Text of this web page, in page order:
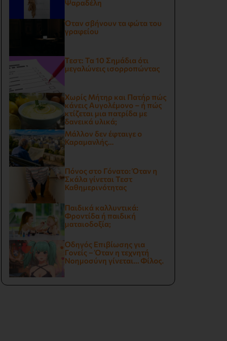
Ψαραδέλη
Όταν σβήνουν τα φώτα του
γραφείου
Τεστ: Τα 10 Σημάδια ότι
μεγαλώνεις ισορροπώντας
Χωρίς Μήτηρ και Πατήρ πώς
κάνεις Αυγολέμονο – ή πώς
κτίζεται μια πατρίδα με
δανεικά υλικά;
Μάλλον δεν έφταιγε ο
Καραμανλής…
Πόνος στο Γόνατο: Όταν η
Σκάλα γίνεται Τεστ
Καθημερινότητας
Παιδικά καλλυντικά:
Φροντίδα ή παιδική
ματαιοδοξία;
Οδηγός Επιβίωσης για
Γονείς – Όταν η τεχνητή
Νοημοσύνη γίνεται… Φίλος.